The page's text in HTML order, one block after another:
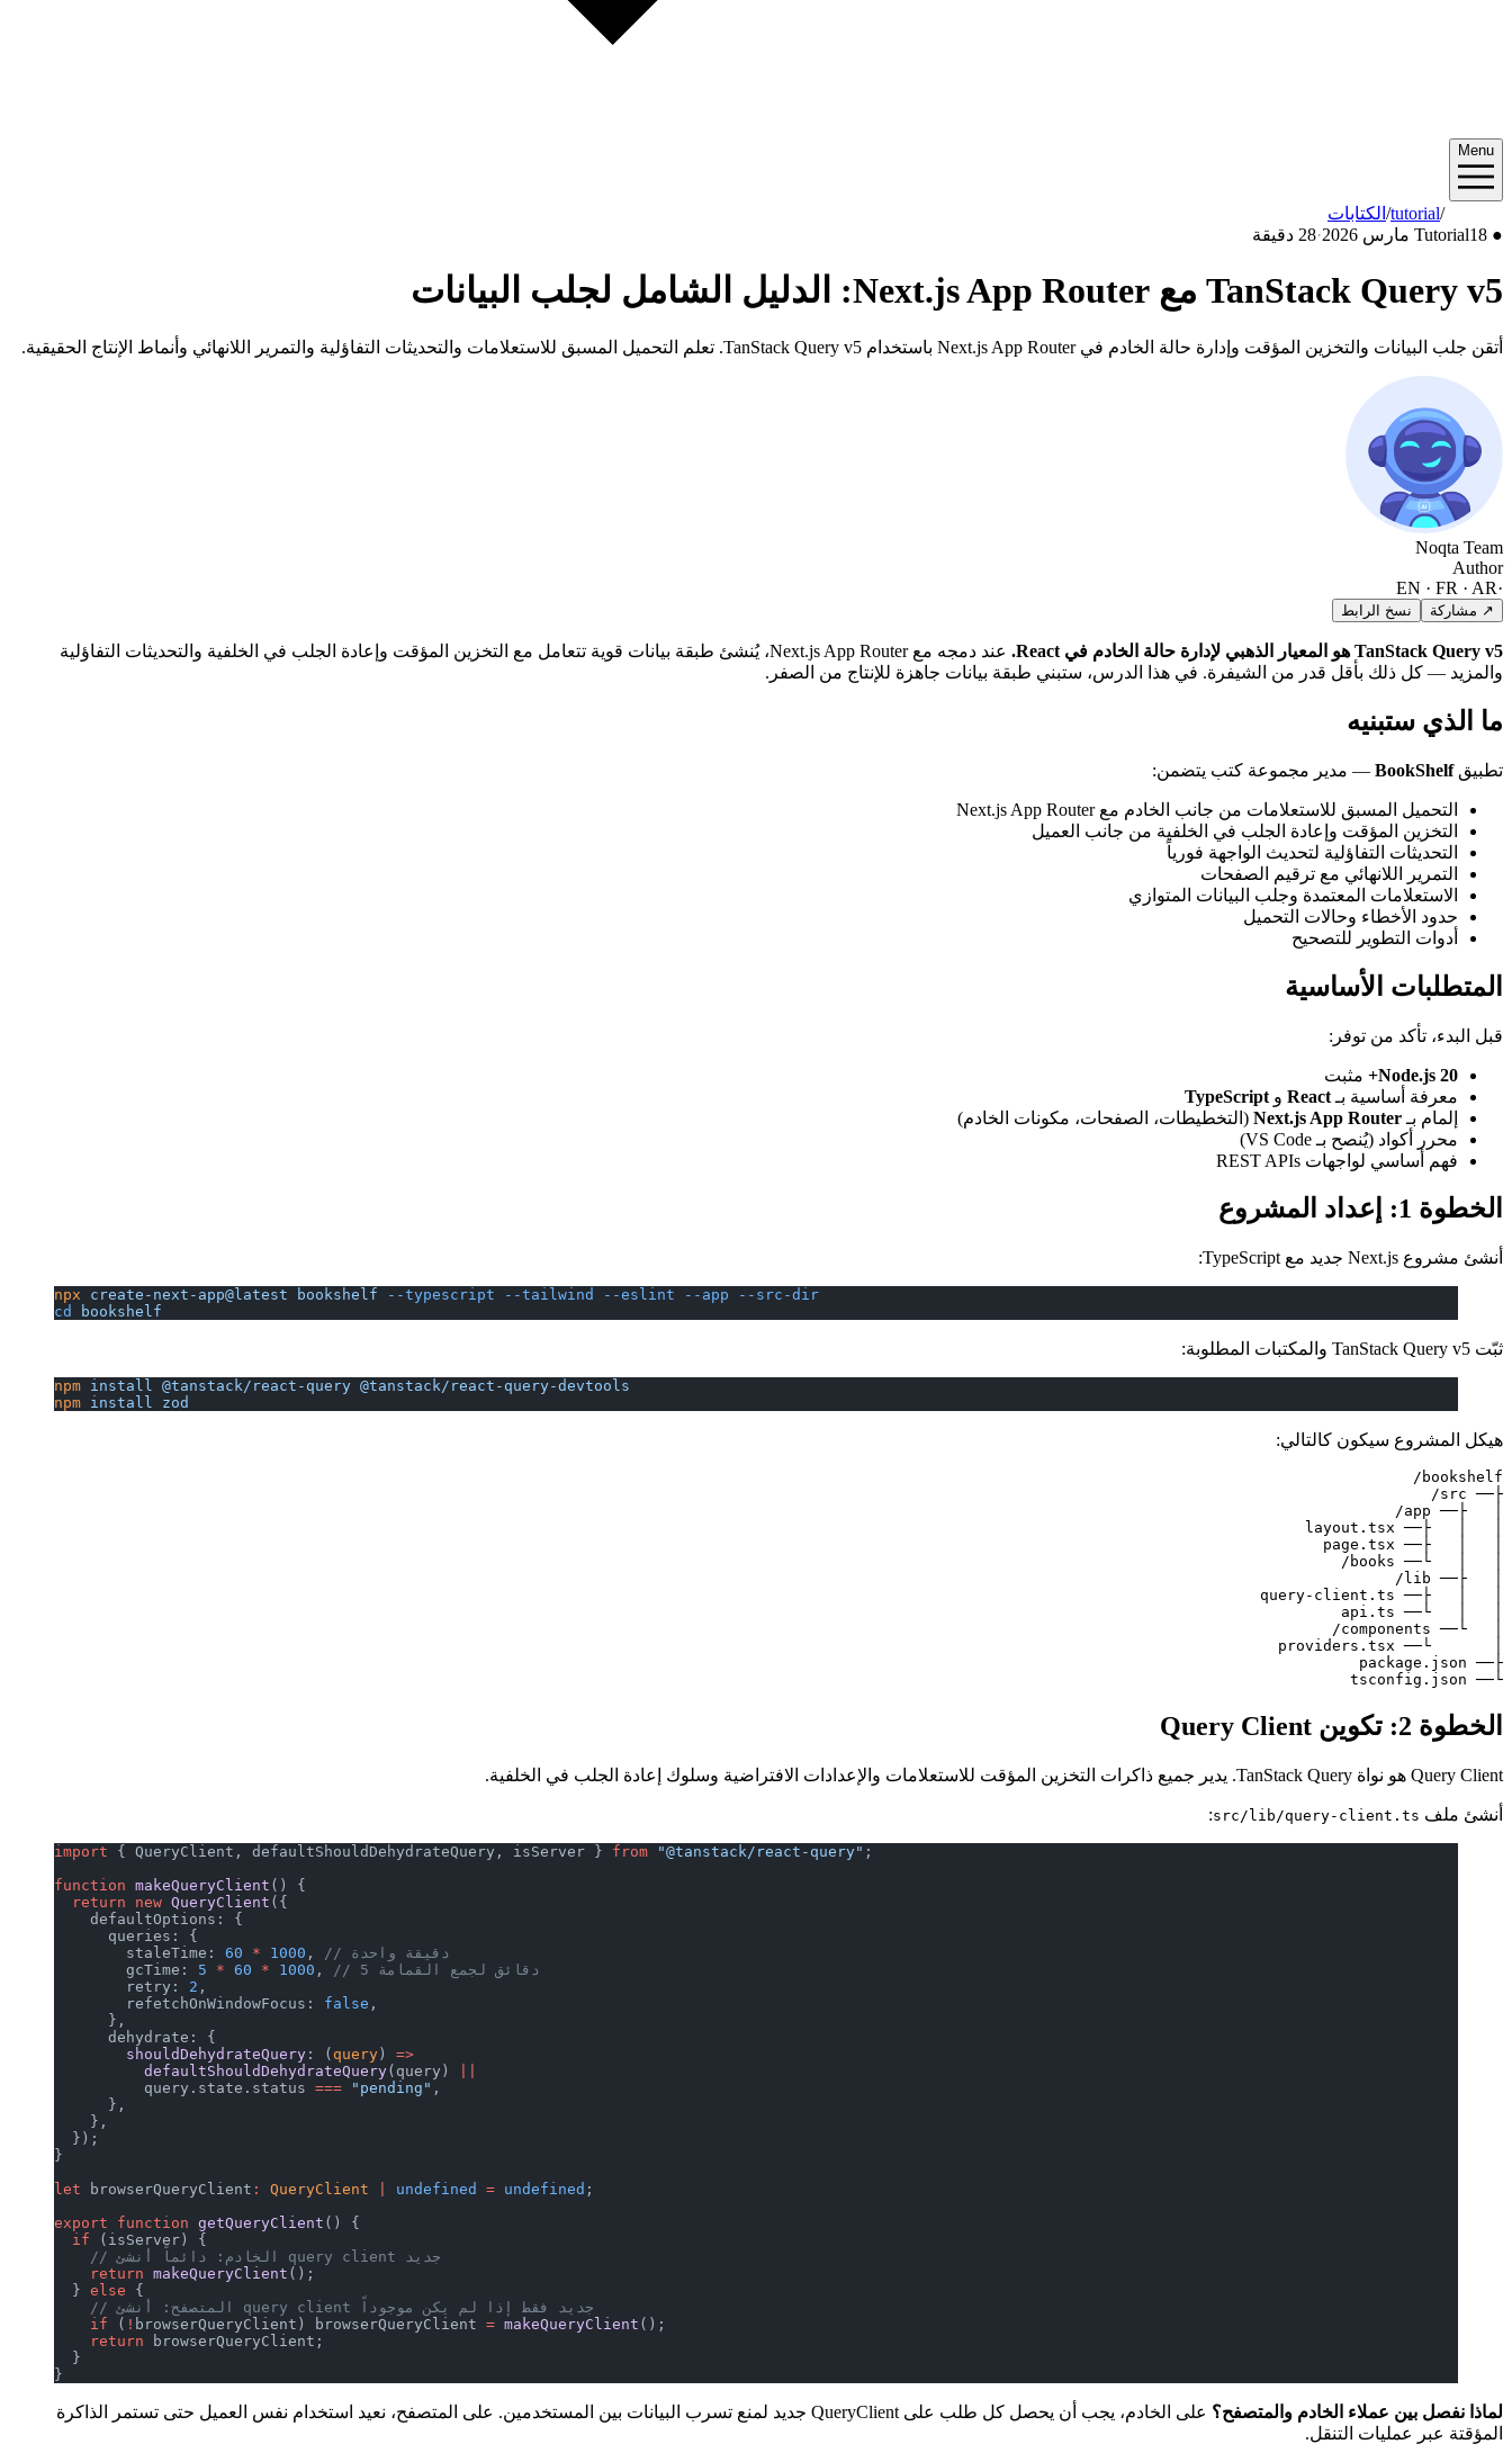
Menu
الكتابات /tutorial/2026/03
●
Tutorial18 مارس 2026 ·28 دقيقة
TanStack Query v5 مع Next.js App Router: الدليل الشامل لجلب البيانات
أتقن جلب البيانات والتخزين المؤقت وإدارة حالة الخادم في Next.js App Router باستخدام TanStack Query v5. تعلم التحميل المسبق للاستعلامات والتحديثات التفاؤلية والتمرير اللانهائي وأنماط الإنتاج الحقيقية.
Noqta Team
Author
·
EN · FR · AR
↗ مشاركة نسخ الرابط
TanStack Query v5 هو المعيار الذهبي لإدارة حالة الخادم في React.
عند دمجه مع Next.js App Router، يُنشئ طبقة بيانات قوية تتعامل مع التخزين المؤقت وإعادة الجلب في الخلفية والتحديثات التفاؤلية
والمزيد — كل ذلك بأقل قدر من الشيفرة. في هذا الدرس، ستبني طبقة بيانات جاهزة للإنتاج من الصفر.
ما الذي ستبنيه
تطبيقBookShelf — مدير مجموعة كتب يتضمن:
التحميل المسبق للاستعلامات من جانب الخادم مع Next.js App Router
التخزين المؤقت وإعادة الجلب في الخلفية من جانب العميل
التحديثات التفاؤلية لتحديث الواجهة فورياً
التمرير اللانهائي مع ترقيم الصفحات
الاستعلامات المعتمدة وجلب البيانات المتوازي
حدود الأخطاء وحالات التحميل
أدوات التطوير للتصحيح
المتطلبات الأساسية
قبل البدء، تأكد من توفر:
Node.js 20+
مثبت
معرفة أساسية بـ React و TypeScript
إلمام بـ Next.js App Router (التخطيطات، الصفحات، مكونات الخادم)
محرر أكواد (يُنصح بـ VS Code)
فهم أساسي لواجهات REST APIs
الخطوة 1: إعداد المشروع
أنشئ مشروع Next.js جديد مع TypeScript:
npx create-next-app@latest bookshelf --typescript --tailwind --eslint --app --src-dir
cd
bookshelf
ثبّت TanStack Query v5 والمكتبات المطلوبة:
npm install @tanstack/react-query @tanstack/react-query-devtools
npm install zod
هيكل المشروع سيكون كالتالي:
└── tsconfig.json
الخطوة 2: تكوين Query Client
Query Client هو نواة TanStack Query. يدير جميع ذاكرات التخزين المؤقت للاستعلامات والإعدادات الافتراضية وسلوك إعادة الجلب في الخلفية.
أنشئ ملف src/lib/query-client.ts
:
import { QueryClient, defaultShouldDehydrateQuery, isServer } from "@tanstack/react-query" ;
function makeQueryClient () {
  return
new QueryClient ({
    defaultOptions: {
      queries: {
        staleTime:
60 * 1000 ,
// دقيقة واحدة
        gcTime:
5 * 60 * 1000 ,
// 5 دقائق لجمع القمامة
        retry:
2 ,
        refetchOnWindowFocus:
false ,
      },
      dehydrate: {
        shouldDehydrateQuery
: ( query ) =>
          defaultShouldDehydrateQuery
(query)
          query.state.status
=== "pending" ,
      },
    },
  });
}
let browserQueryClient : QueryClient undefined = undefined ;
export function getQueryClient () {
  if
(isServer) {
    // الخادم: دائماً أنشئ query client جديد
    return
makeQueryClient ();
  }
else {
    // المتصفح: أنشئ query client جديد فقط إذا لم يكن موجوداً
    if
( ! browserQueryClient) browserQueryClient = makeQueryClient ();
    return
browserQueryClient;
  }
}
لماذا نفصل بين عملاء الخادم والمتصفح؟
على الخادم، يجب أن يحصل كل طلب على QueryClient جديد لمنع تسرب البيانات بين المستخدمين. على المتصفح، نعيد استخدام نفس العميل حتى تستمر الذاكرة
المؤقتة عبر عمليات التنقل.